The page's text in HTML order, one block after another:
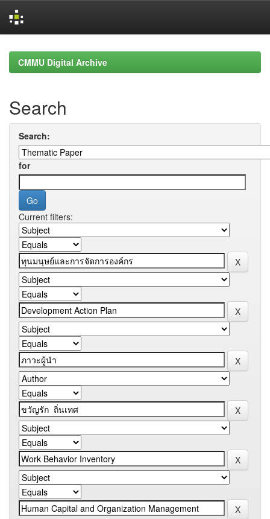
navigationCMMU Digital Archive
Search
Search:
for
Current filters: